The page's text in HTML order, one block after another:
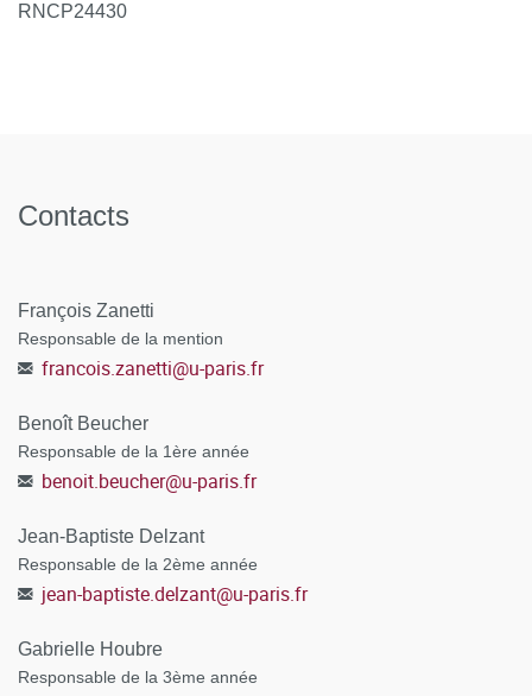
RNCP24430
Contacts
François Zanetti
Responsable de la mention
francois.zanetti@u-paris.fr
Benoît Beucher
Responsable de la 1ère année
benoit.beucher@u-paris.fr
Jean-Baptiste Delzant
Responsable de la 2ème année
jean-baptiste.delzant@u-paris.fr
Gabrielle Houbre
Responsable de la 3ème année